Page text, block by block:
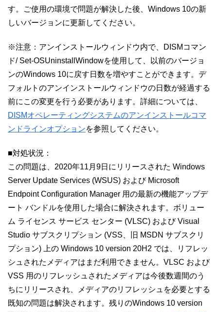
す。ご使用の環境で問題が解決した後、Windows 10の新
しいバージョンに更新してください。
※注意：アンインストールウィンドウ内で、DISMコマン
ド/ Set-OSUninstallWindowを使用して、以前のバージョ
ンのWindows 10に戻す日数を増やすことができます。デ
フォルトのアンインストールウィンドウの日数が経過する
前にこの変更を行う必要があります。詳細については、
DISMオペレーティングシステムのアンインストールコマ
ンドラインオプションを参照してください。
■対処状況：
この問題は、2020年11月9日にリリースされた Windows
Server Update Services (WSUS) および Microsoft
Endpoint Configuration Manager 用の最新の機能アップデ
ート バンドルを使用した場合に解決されます。ボリュー
ム ライセンス サービス センター (VLSC) および Visual
Studio サブスクリプション (VSS、旧 MSDN サブスクリ
プション) 上の Windows 10 version 20H2 では、リフレッ
シュされたメディアはまだ利用できません。VLSC および
VSS 用のリフレッシュされたメディアは今後数週間のう
ちにリリースされ、メディアのリフレッシュを必要とする
既知の問題は解決されます。残りのWindows 10 version